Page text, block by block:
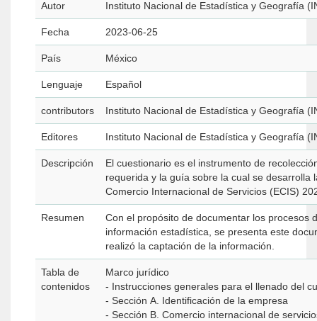
Autor Instituto Nacional de Estadística y Geografía
Fecha 2023-06-25
País México
Lenguaje Español
contributors Instituto Nacional de Estadística y Geografía
Editores Instituto Nacional de Estadística y Geografía
Descripción
El cuestionario es el instrumento de
requerida y la guía sobre la cual se desarrolla
Comercio Internacional de Servicios (ECIS)
Resumen
Con el propósito de documentar los procesos
información estadística, se presenta este
realizó la captación de la información.
Tabla de
contenidos
Marco jurídico
- Instrucciones generales para el llenado del
- Sección A. Identificación de la empresa
- Sección B. Comercio internacional de